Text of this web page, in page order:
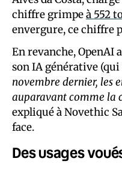
chiffre grimpeà 552
envergure, ce chiffre
En revanche, OpenAI
son IA générative (qui
novembre dernier, les
auparavant comme la
expliqué à Novethic
face.
Des usages